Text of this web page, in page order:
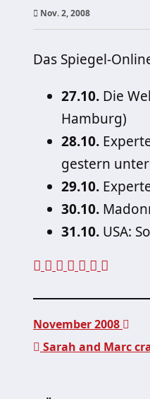
Nov. 2, 2008
Das Spiegel-
27.10. Die
Hamburg)
28.10.
gestern
29.10.
30.10.
31.10. USA:
November 2008
Sarah and Marc